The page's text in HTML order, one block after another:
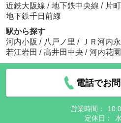
近鉄大阪線 / 地下鉄中央線 / 片
地下鉄千日前線
駅から探す
河内小阪 / 八戸ノ里 / ＪＲ河内
若江岩田 / 高井田中央 / 河内花園
電話でお
営業時間：
定休日：